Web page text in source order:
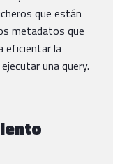
que están
metadatos que
eficientar la
una query.